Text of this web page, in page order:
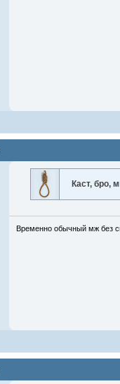
Каст, бро,
Временно обычный мж без